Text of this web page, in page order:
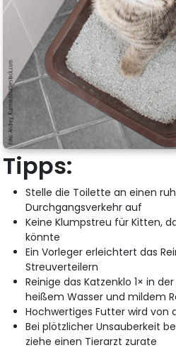
Tipps:
Stelle die Toilette an einen
Durchgangsverkehr auf
Keine Klumpstreu für Kitten,
könnte
Ein Vorleger erleichtert das
Streuverteilern
Reinige das Katzenklo 1× in
heißem Wasser und mildem
Hochwertiges Futter wird von
Bei plötzlicher Unsauberkeit
ziehe einen Tierarzt zurate